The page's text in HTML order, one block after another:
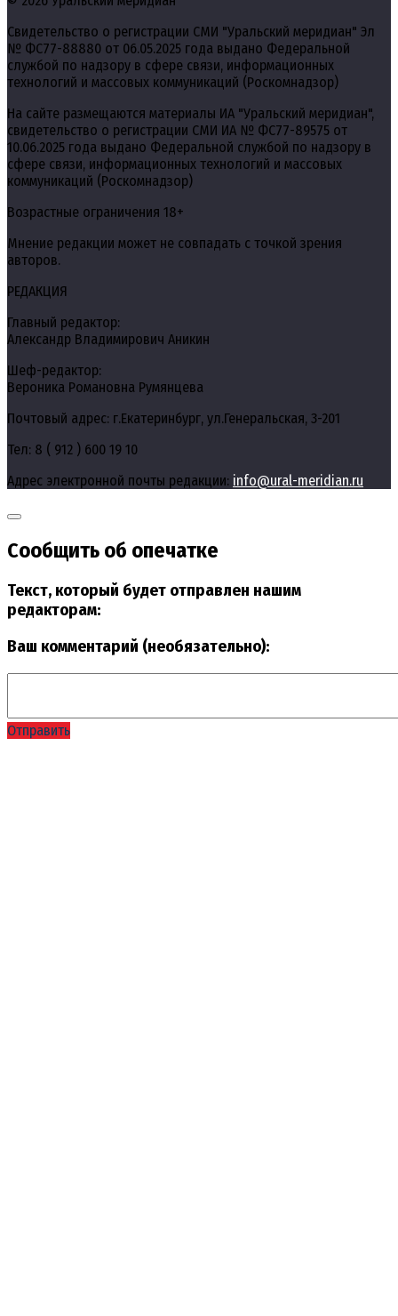
Свидетельство о регистрации СМИ "Уральский меридиан" Эл
№ ФС77-88880 от 06.05.2025 года выдано Федеральной
службой по надзору в сфере связи, информационных
технологий и массовых коммуникаций (Роскомнадзор)
На сайте размещаются материалы ИА "Уральский меридиан",
свидетельство о регистрации СМИ ИА № ФС77-89575 от
10.06.2025 года выдано Федеральной службой по надзору в
сфере связи, информационных технологий и массовых
коммуникаций (Роскомнадзор)
Возрастные ограничения 18+
Мнение редакции может не совпадать с точкой зрения
авторов.
РЕДАКЦИЯ
Главный редактор:
Александр Владимирович Аникин
Шеф-редактор:
Вероника Романовна Румянцева
Почтовый адрес: г.Екатеринбург, ул.Генеральская, 3-201
Тел: 8 ( 912 ) 600 19 10
Адрес электронной почты редакции: info@ural-meridian.ru
Сообщить об опечатке
Текст, который будет отправлен нашим
редакторам:
Ваш комментарий (необязательно):
Отправить